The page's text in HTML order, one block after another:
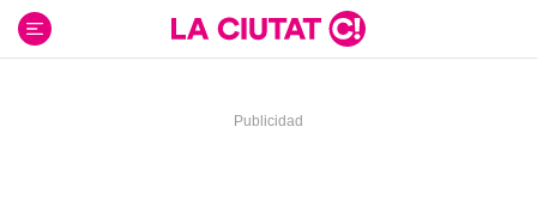
contenido